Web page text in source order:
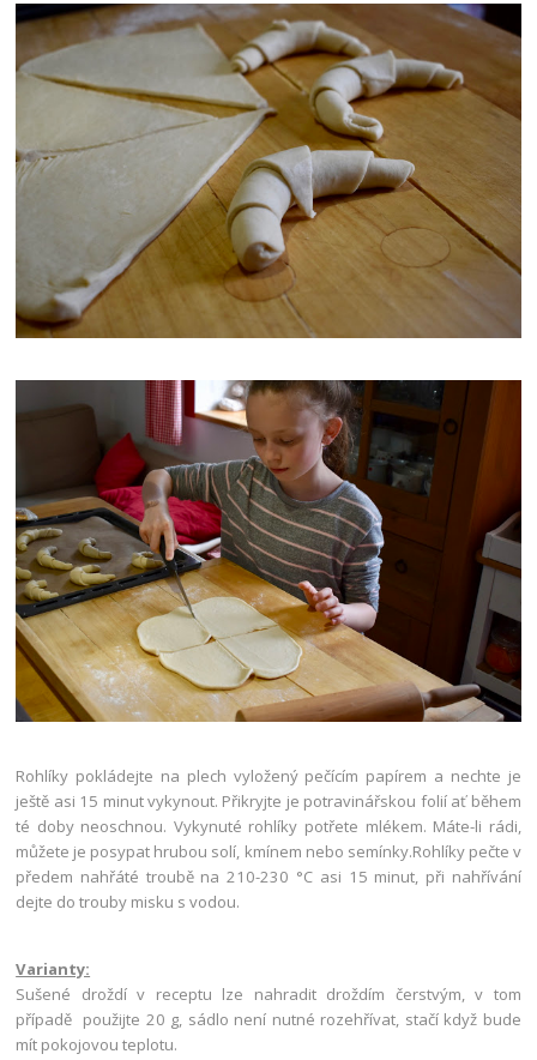
Rohlíky pokládejte na plech vyložený pečícím papírem a nechte je
ještě asi 15 minut vykynout. Přikryjte je potravinářskou folií ať během
té doby neoschnou. Vykynuté rohlíky potřete mlékem. Máte-li rádi,
můžete je posypat hrubou solí, kmínem nebo semínky.Rohlíky pečte v
předem nahřáté troubě na 210-230 °C asi 15 minut, při nahřívání
dejte do trouby misku s vodou.
Varianty:
Sušené droždí v receptu lze nahradit droždím čerstvým, v tom
případě použijte 20 g, sádlo není nutné rozehřívat, stačí když bude
mít pokojovou teplotu.